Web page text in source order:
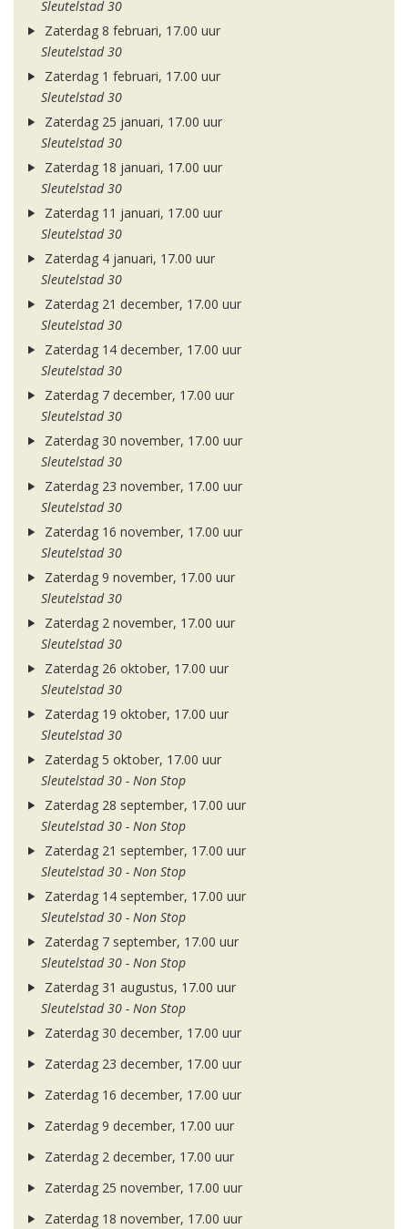
Sleutelstad 30
Zaterdag 8 februari, 17.00 uur
Sleutelstad 30
Zaterdag 1 februari, 17.00 uur
Sleutelstad 30
Zaterdag 25 januari, 17.00 uur
Sleutelstad 30
Zaterdag 18 januari, 17.00 uur
Sleutelstad 30
Zaterdag 11 januari, 17.00 uur
Sleutelstad 30
Zaterdag 4 januari, 17.00 uur
Sleutelstad 30
Zaterdag 21 december, 17.00 uur
Sleutelstad 30
Zaterdag 14 december, 17.00 uur
Sleutelstad 30
Zaterdag 7 december, 17.00 uur
Sleutelstad 30
Zaterdag 30 november, 17.00 uur
Sleutelstad 30
Zaterdag 23 november, 17.00 uur
Sleutelstad 30
Zaterdag 16 november, 17.00 uur
Sleutelstad 30
Zaterdag 9 november, 17.00 uur
Sleutelstad 30
Zaterdag 2 november, 17.00 uur
Sleutelstad 30
Zaterdag 26 oktober, 17.00 uur
Sleutelstad 30
Zaterdag 19 oktober, 17.00 uur
Sleutelstad 30
Zaterdag 5 oktober, 17.00 uur
Sleutelstad 30 - Non Stop
Zaterdag 28 september, 17.00 uur
Sleutelstad 30 - Non Stop
Zaterdag 21 september, 17.00 uur
Sleutelstad 30 - Non Stop
Zaterdag 14 september, 17.00 uur
Sleutelstad 30 - Non Stop
Zaterdag 7 september, 17.00 uur
Sleutelstad 30 - Non Stop
Zaterdag 31 augustus, 17.00 uur
Sleutelstad 30 - Non Stop
Zaterdag 30 december, 17.00 uur
Zaterdag 23 december, 17.00 uur
Zaterdag 16 december, 17.00 uur
Zaterdag 9 december, 17.00 uur
Zaterdag 2 december, 17.00 uur
Zaterdag 25 november, 17.00 uur
Zaterdag 18 november, 17.00 uur